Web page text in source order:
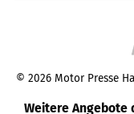
© 2026 Motor Presse
Weitere Angebote